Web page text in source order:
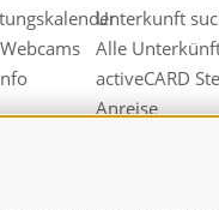
Unterkunft
Alle
activeCARD
Anreise